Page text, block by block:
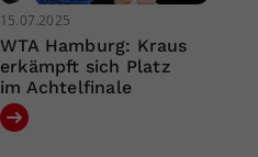
15.07.2025
WTA Hamburg: Kraus
erkämpft sich Platz
im Achtelfinale